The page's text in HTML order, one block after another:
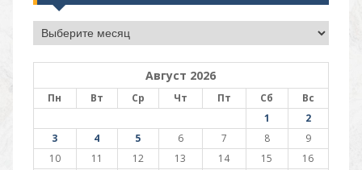
Архив
Август 2026
Пн Вт Ср Чт Пт Сб
Вс
1
2
3
4 5 6 7 8
9
10
11 12 13 14 15
16